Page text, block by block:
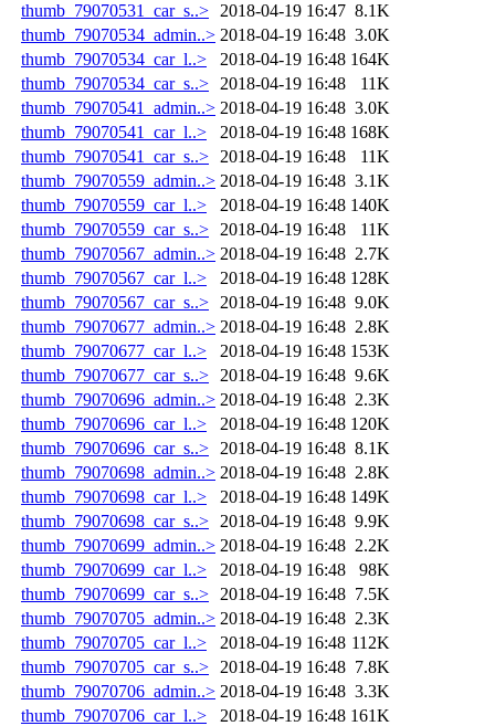
thumb_79070531_car_s..> 2018-04-19 16:47 8.1K
thumb_79070534_admin..> 2018-04-19 16:48 3.0K
thumb_79070534_car_l..>
2018-04-19 16:48 164K
thumb_79070534_car_s..>
2018-04-19 16:48
11K
thumb_79070541_admin..> 2018-04-19 16:48 3.0K
thumb_79070541_car_l..>
2018-04-19 16:48 168K
thumb_79070541_car_s..>
2018-04-19 16:48
11K
thumb_79070559_admin..> 2018-04-19 16:48 3.1K
thumb_79070559_car_l..>
2018-04-19 16:48 140K
thumb_79070559_car_s..>
2018-04-19 16:48
11K
thumb_79070567_admin..> 2018-04-19 16:48 2.7K
thumb_79070567_car_l..>
2018-04-19 16:48 128K
thumb_79070567_car_s..>
2018-04-19 16:48 9.0K
thumb_79070677_admin..> 2018-04-19 16:48 2.8K
thumb_79070677_car_l..>
2018-04-19 16:48 153K
thumb_79070677_car_s..>
2018-04-19 16:48 9.6K
thumb_79070696_admin..> 2018-04-19 16:48 2.3K
thumb_79070696_car_l..>
2018-04-19 16:48 120K
thumb_79070696_car_s..>
2018-04-19 16:48 8.1K
thumb_79070698_admin..> 2018-04-19 16:48 2.8K
thumb_79070698_car_l..>
2018-04-19 16:48 149K
thumb_79070698_car_s..>
2018-04-19 16:48 9.9K
thumb_79070699_admin..> 2018-04-19 16:48 2.2K
thumb_79070699_car_l..>
2018-04-19 16:48
98K
thumb_79070699_car_s..>
2018-04-19 16:48 7.5K
thumb_79070705_admin..> 2018-04-19 16:48 2.3K
thumb_79070705_car_l..>
2018-04-19 16:48 112K
thumb_79070705_car_s..>
2018-04-19 16:48 7.8K
thumb_79070706_admin..> 2018-04-19 16:48 3.3K
thumb_79070706_car_l..>
2018-04-19 16:48 161K